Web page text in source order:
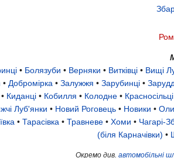
• Болязуби • Верняки • Витківці • Вищі
• Добромірка • Залужжя • Зарубинці•
• Киданці • Кобилля • Колодне • Красносільці
Луб'янки • Новий Роговець• Новики •
• Тарасівка • Травневе • Хоми • Чагарі-
(біля Карначівки) •
Окремо див. автомобільні